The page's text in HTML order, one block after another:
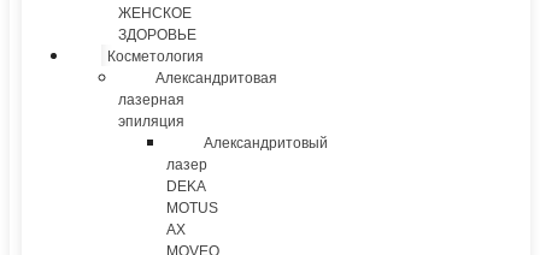
ЖЕНСКОЕ
ЗДОРОВЬЕ
Косметология
Александритовая
лазерная
эпиляция
Александритовый
лазер
DEKA
MOTUS
AX
MOVEO